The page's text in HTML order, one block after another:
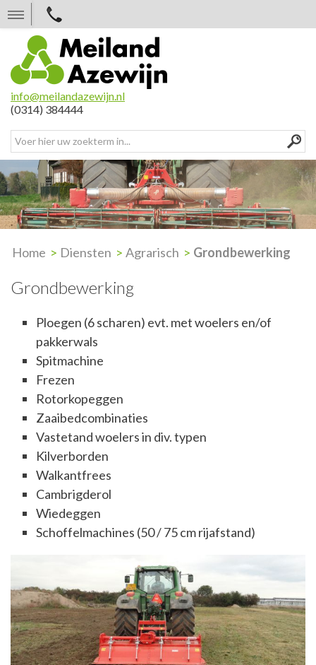
a
info@meilandazewijn.nl
(0314) 384444
Home Diensten Agrarisch Grondbewerking
Grondbewerking
Ploegen (6 scharen) evt. met woelers en/of
pakkerwals
Spitmachine
Frezen
Rotorkopeggen
Zaaibedcombinaties
Vastetand woelers in div. typen
Kilverborden
Walkantfrees
Cambrigderol
Wiedeggen
Schoffelmachines (50 / 75 cm rijafstand)